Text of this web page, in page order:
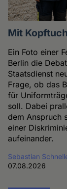
Mit
Ein Foto einer
Berlin die
Staatsdienst
Frage, ob das
für
soll. Dabei
dem Anspruch
einer
aufeinander.
Sebastian
07.08.2026